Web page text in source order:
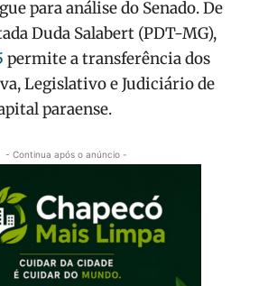
para análise do Senado. De
Duda Salabert (PDT-MG),
permite a transferência dos
Legislativo e Judiciário de
paraense.
- Continua após o anúncio -